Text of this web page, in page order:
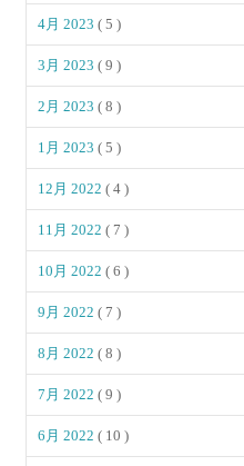
4月 2023( 5 )
3月 2023( 9 )
2月 2023( 8 )
1月 2023( 5 )
12月 2022( 4 )
11月 2022( 7 )
10月 2022( 6 )
9月 2022( 7 )
8月 2022( 8 )
7月 2022( 9 )
6月 2022( 10 )